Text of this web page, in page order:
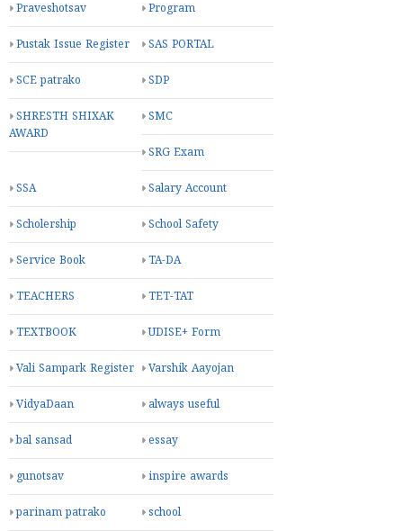
Praveshotsav Program
Pustak Issue Register SAS PORTAL
SCE patrako SDP
SHRESTH SHIXAK
AWARD
SMC
SRG Exam
SSA Salary Account
Scholership School Safety
Service Book TA-DA
TEACHERS TET-TAT
TEXTBOOK UDISE+ Form
Vali Sampark Register Varshik Aayojan
VidyaDaan always useful
bal sansad essay
gunotsav inspire awards
parinam patrako school